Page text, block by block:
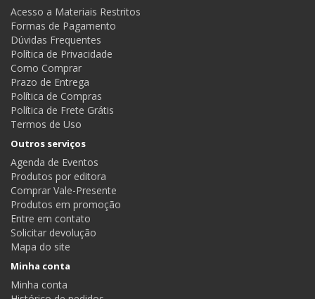
Acesso a Materiais Restritos
Formas de Pagamento
Dúvidas Frequentes
Política de Privacidade
Como Comprar
Prazo de Entrega
Política de Compras
Política de Frete Grátis
Termos de Uso
Outros serviços
Agenda de Eventos
Produtos por editora
Comprar Vale-Presente
Produtos em promoção
Entre em contato
Solicitar devolução
Mapa do site
Minha conta
Minha conta